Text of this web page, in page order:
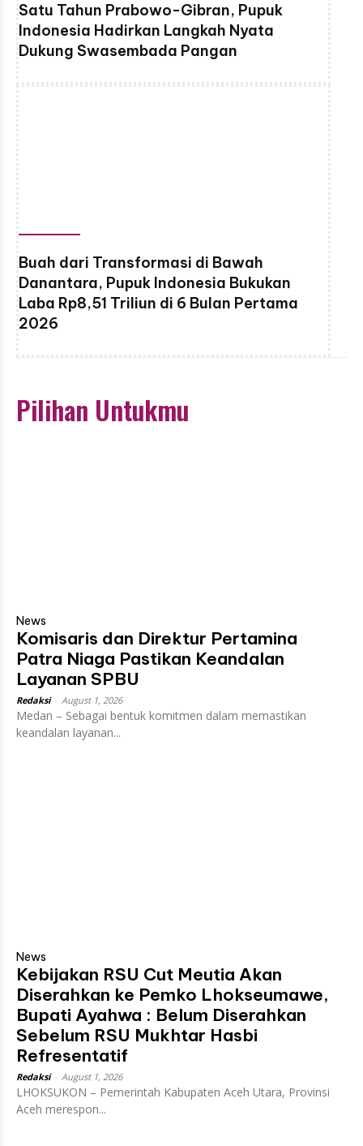
Satu Tahun Prabowo-Gibran, Pupuk
Indonesia Hadirkan Langkah Nyata
Dukung Swasembada Pangan
Buah dari Transformasi di Bawah
Danantara, Pupuk Indonesia Bukukan
Laba Rp8,51 Triliun di 6 Bulan Pertama
2026
Pilihan Untukmu
News
Komisaris dan Direktur Pertamina
Patra Niaga Pastikan Keandalan
Layanan SPBU
Redaksi August 1, 2026
Medan – Sebagai bentuk komitmen dalam memastikan
keandalan layanan...
News
Kebijakan RSU Cut Meutia Akan
Diserahkan ke Pemko Lhokseumawe,
Bupati Ayahwa : Belum Diserahkan
Sebelum RSU Mukhtar Hasbi
Refresentatif
Redaksi August 1, 2026
LHOKSUKON – Pemerintah Kabupaten Aceh Utara, Provinsi
Aceh merespon...